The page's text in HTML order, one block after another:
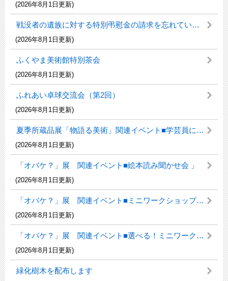
(2026年8月1日更新)
戦没者の遺族に対する特別弔慰金の請求を忘れていませんか（第十二回特別弔慰金）
(2026年8月1日更新)
ふくやま美術館特別茶会
(2026年8月1日更新)
ふれあい卓球交流会（第2回）
(2026年8月1日更新)
夏季所蔵品展「物語る美術」関連イベント■学芸員によるギャラリートーク
(2026年8月1日更新)
「オバケ？」展 関連イベント■絵本読み聞かせ会 」
(2026年8月1日更新)
「オバケ？」展 関連イベント■ミニワークショップ「オバケのかおってどんなかお？」
(2026年8月1日更新)
「オバケ？」展 関連イベント■選べる！ミニワークショップ「オバケ写真、撮れるかな？」
(2026年8月1日更新)
緑化樹木を配布します